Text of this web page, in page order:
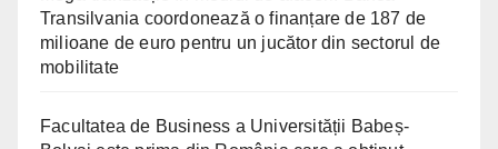
Transilvania coordonează o finanțare de 187 de
milioane de euro pentru un jucător din sectorul de
mobilitate
Facultatea de Business a Universității Babeș-